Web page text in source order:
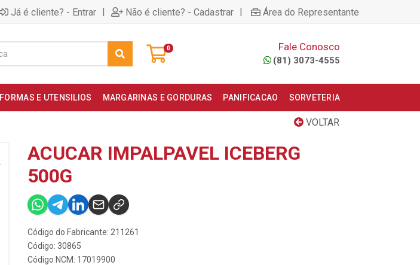
Já é cliente? - Entrar | Não é cliente? - Cadastrar | Área do Representante
0 Fale Conosco
(81) 3073-4555
FORMAS E UTENSILIOS MARGARINAS E GORDURAS PANIFICACAO SORVETERIA
VOLTAR
ACUCAR IMPALPAVEL ICEBERG
500G
Código do Fabricante: 211261
Código: 30865
Código NCM: 17019900